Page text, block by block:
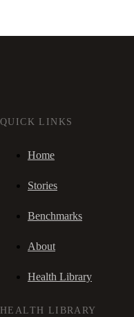
QUICK LINKS
Home
Stories
Benchmarks
About
Health Library
HEALTH LIBRARY